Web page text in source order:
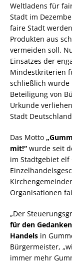
Weltladens für
Stadt im
faire Stadt
Produkten aus
vermeiden soll.
Einsatzes der
Mindestkriterien
schließlich wurde
Beteiligung von
Urkunde
Stadt
Das Motto
mit!“ wurde seit
im Stadtgebiet elf
Organisationen
„Der
für den
Handels in
Bürgermeister,
immer mehr